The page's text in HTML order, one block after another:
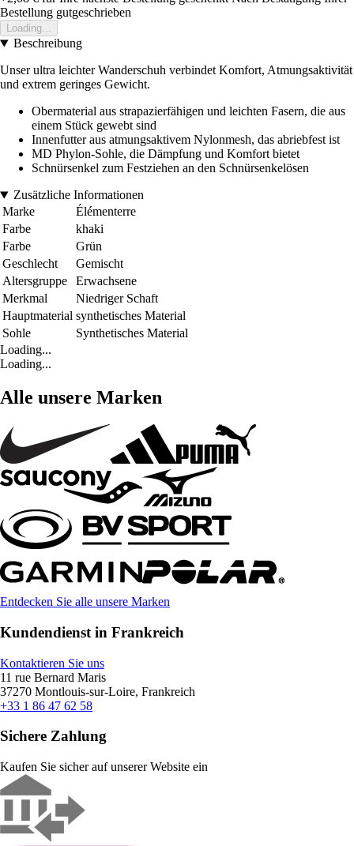
Bestellung gutgeschrieben
Loading...
Beschreibung
Unser ultra leichter Wanderschuh verbindet Komfort, Atmungsaktivität
und extrem geringes Gewicht.
Obermaterial aus strapazierfähigen und leichten Fasern, die aus
einem Stück gewebt sind
Innenfutter aus atmungsaktivem Nylonmesh, das abriebfest ist
MD Phylon-Sohle, die Dämpfung und Komfort bietet
Schnürsenkel zum Festziehen an den Schnürsenkelösen
Zusätzliche Informationen
Marke
Élémenterre
Farbe
khaki
Farbe
Grün
Geschlecht
Gemischt
Altersgruppe
Erwachsene
Merkmal
Niedriger Schaft
Hauptmaterial synthetisches Material
Sohle
Synthetisches Material
Loading...
Loading...
Alle unsere Marken
Entdecken Sie alle unsere Marken
Kundendienst in Frankreich
Kontaktieren Sie uns
11 rue Bernard Maris
37270 Montlouis-sur-Loire, Frankreich
+33 1 86 47 62 58
Sichere Zahlung
Kaufen Sie sicher auf unserer Website ein